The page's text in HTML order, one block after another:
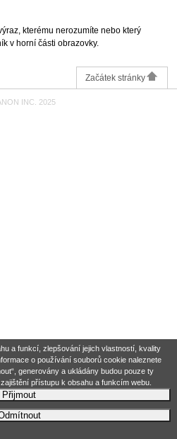
a funkcí, zlepšování jejich vlastností, kvality
o používání souborů cookie naleznete
generovány a ukládány budou pouze ty
přístupu k obsahu a funkcím webu.
Přijmout
kterému nerozumíte nebo který
v horní části obrazovky.
Začátek stránky
INC. 2025